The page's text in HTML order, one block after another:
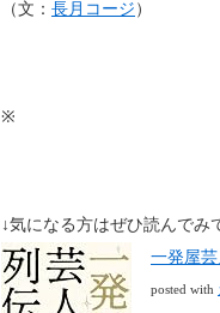
（文： 長月コージ）
※
↓気になる方はぜひ読んでみ
一発屋
posted with